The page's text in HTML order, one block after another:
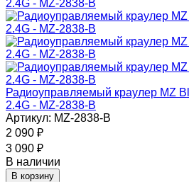
Радиоуправляемый краулер MZ
2.4G - MZ-2838-B
Артикул: MZ-2838-B
2 090 ₽
3 090 ₽
В наличии
В корзину